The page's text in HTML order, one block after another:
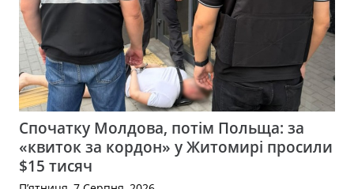
Спочатку Молдова, потім Польща: за
«квиток за кордон» у Житомирі просили
$15 тисяч